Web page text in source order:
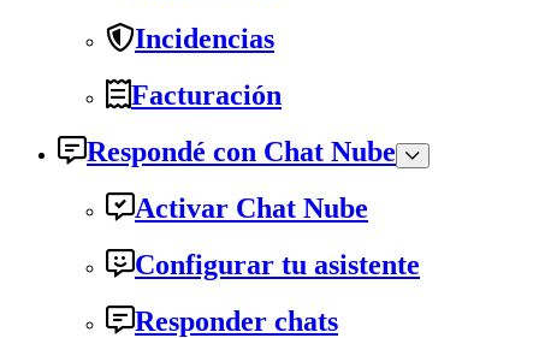
Incidencias
Facturación
Respondé con Chat Nube
Activar Chat Nube
Configurar tu asistente
Responder chats